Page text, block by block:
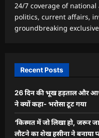
24/7 coverage of
politics, current affairs,
groundbreaking
Recent Posts
26 दिन की भूख हड़ताल और
ने क्यों कहा- भरोसा टूट गया
‘किस्मत में जो लिखा हो, जरूर
लौटने का शेख हसीना ने बनाया